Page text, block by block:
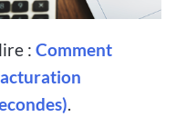
:Comment
.